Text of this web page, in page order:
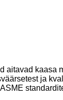
aitavad kaasa
ja